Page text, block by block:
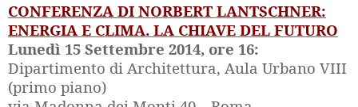
CONFERENZA DI NORBERT LANTSCHNER:
ENERGIA E CLIMA. LA CHIAVE DEL FUTURO
Lunedì 15 Settembre 2014, ore 16:
Dipartimento di Architettura, Aula Urbano VIII
(primo piano)